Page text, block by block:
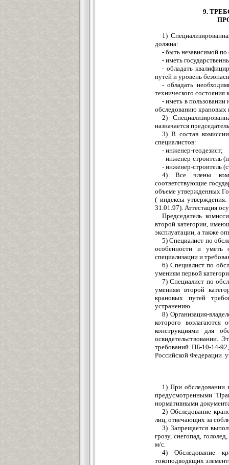
9.
1)
должна:
- быть независимой
- иметь
- обладать
путей и уровень
- обладать
технического состояния
- иметь в
обследованию
2)
назначается
3) В состав
специалистов:
- инженер-геодезист;
- инженер-строитель
- инженер-строитель
4) Все члены
соответствующие
объеме утвержденных
( индексы
31.01.97). Аттестация
Председатель
второй категории,
эксплуатации, а также
5) Специалист по
особенности и
специализации и
6) Специалист по
умениям первой
7) Специалист по
умениям второй
крановых путей
устранению.
8) Организация-
которого
конструкциями для
освидетельствовании.
требований ПБ-10-14-
Российской Федерации
1) При обследовании
предусмотренными
нормативными
2) Обследование
лиц, отвечающих за
3) Запрещается
грозу, снегопад,
м/с.
4) Обследование
токоподводящих